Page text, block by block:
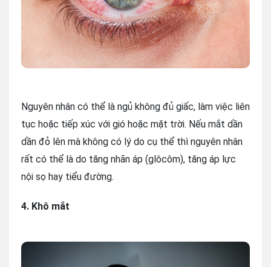
Nguyên nhân có thể là ngủ không đủ giấc, làm việc liên
tục hoặc tiếp xúc với gió hoặc mặt trời. Nếu mắt dần
dần đỏ lên mà không có lý do cụ thể thì nguyên nhân
rất có thể là do tăng nhãn áp (glôcôm), tăng áp lực
nội sọ hay tiểu đường.
4. Khô mắt